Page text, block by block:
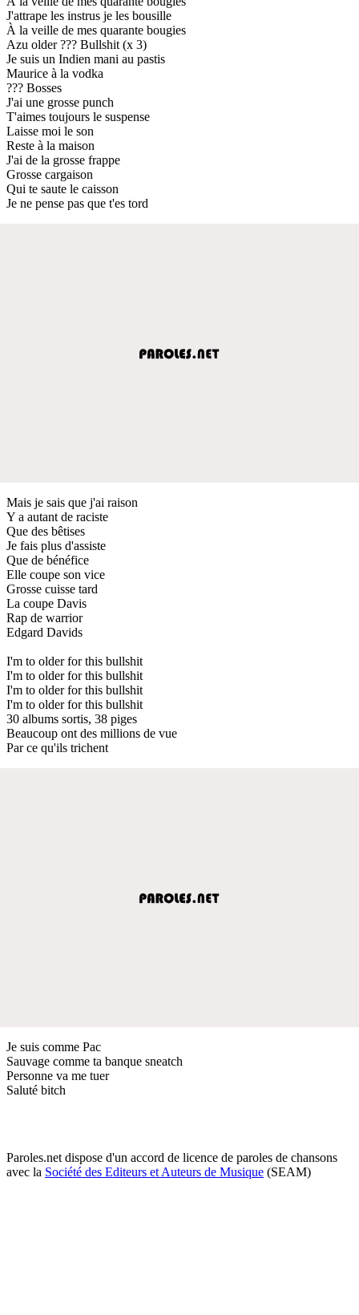
J'attrape les instrus je les bousille
À la veille de mes quarante bougies
Azu older ??? Bullshit (x 3)
Je suis un Indien mani au pastis
Maurice à la vodka
??? Bosses
J'ai une grosse punch
T'aimes toujours le suspense
Laisse moi le son
Reste à la maison
J'ai de la grosse frappe
Grosse cargaison
Qui te saute le caisson
Je ne pense pas que t'es tord
Mais je sais que j'ai raison
Y a autant de raciste
Que des bêtises
Je fais plus d'assiste
Que de bénéfice
Elle coupe son vice
Grosse cuisse tard
La coupe Davis
Rap de warrior
Edgard Davids
I'm to older for this bullshit
I'm to older for this bullshit
I'm to older for this bullshit
I'm to older for this bullshit
30 albums sortis, 38 piges
Beaucoup ont des millions de vue
Par ce qu'ils trichent
Je suis comme Pac
Sauvage comme ta banque sneatch
Personne va me tuer
Saluté bitch
Paroles.net dispose d'un accord de licence de paroles de chansons
avec la Société des Editeurs et Auteurs de Musique (SEAM)